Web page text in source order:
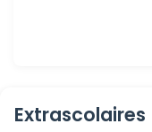
Extrascolaires